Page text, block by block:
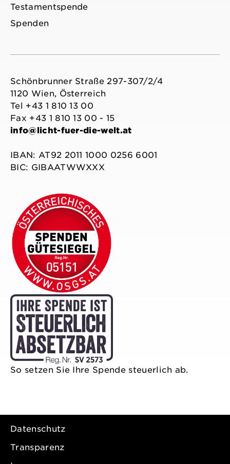
Testamentspende
Spenden
Schönbrunner Straße 297-307/2/4
1120 Wien, Österreich
Tel +43 1 810 13 00
Fax +43 1 810 13 00 - 15
info@licht-fuer-die-welt.at
IBAN: AT92 2011 1000 0256 6001
BIC: GIBAATWWXXX
So setzen Sie Ihre Spende steuerlich ab.
Datenschutz
Transparenz